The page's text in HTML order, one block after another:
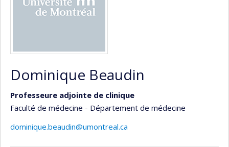
Dominique Beaudin
Professeure adjointe de clinique
Faculté de médecine - Département de médecine
dominique.beaudin@umontreal.ca